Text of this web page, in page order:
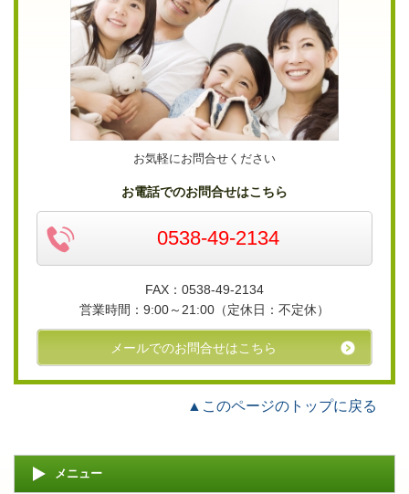
お気軽にお問合せください
お電話でのお問合せはこちら
0538-49-2134
FAX：0538-49-2134
営業時間： 9:00～21:00（定休日： 不定休）
メールでのお問合せはこちら
▲このページのトップに戻る
メニュー